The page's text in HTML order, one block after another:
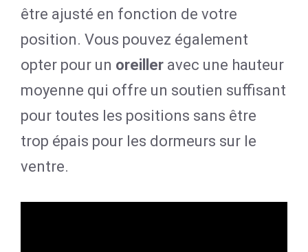
être ajusté en fonction de votre
position. Vous pouvez également
opter pour un oreiller avec une hauteur
moyenne qui offre un soutien suffisant
pour toutes les positions sans être
trop épais pour les dormeurs sur le
ventre.